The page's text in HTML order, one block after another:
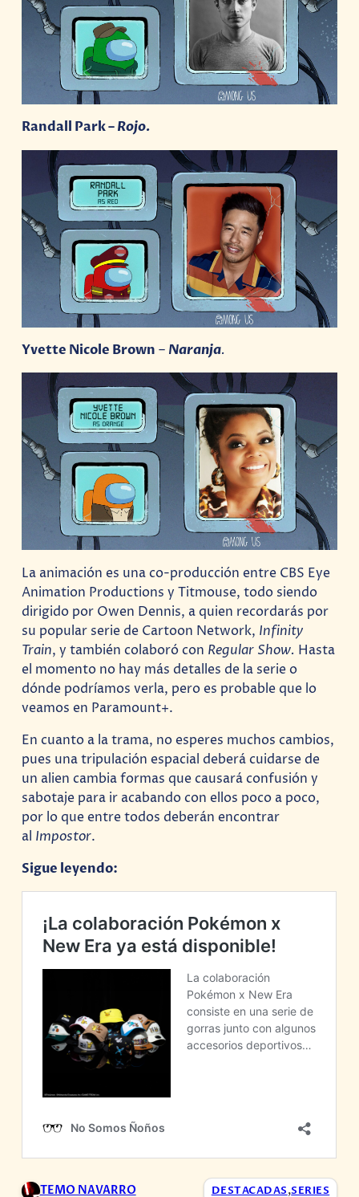
Randall Park –Rojo.
Yvette Nicole Brown – Naranja.
La animación es una co-producción entre CBS Eye
Animation Productions y Titmouse, todo siendo
dirigido por Owen Dennis, a quien recordarás por
su popular serie de Cartoon Network, Infinity
Train, y también colaboró con Regular Show. Hasta
el momento no hay más detalles de la serie o
dónde podríamos verla, pero es probable que lo
veamos en Paramount+.
En cuanto a la trama, no esperes muchos cambios,
pues una tripulación espacial deberá cuidarse de
un alien cambia formas que causará confusión y
sabotaje para ir acabando con ellos poco a poco,
por lo que entre todos deberán encontrar
al Impostor.
Sigue leyendo:
TEMO NAVARRO DESTACADAS,SERIES